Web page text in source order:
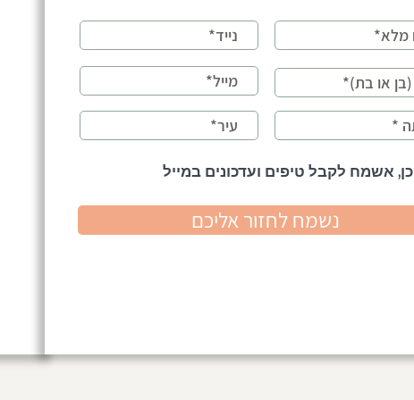
קשיים חברתיים בכיתות א-ב - מתי
הקושי כבר לא נובע רק מהסתגלות?
כן, אשמח לקבל טיפים ועדכונים במייל
נשמח לחזור אליכם